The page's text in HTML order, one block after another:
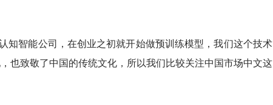
知智能公司，在创业之初就开始做预训练模型，我们这个技术
也致敬了中国的传统文化，所以我们比较关注中国市场中文这